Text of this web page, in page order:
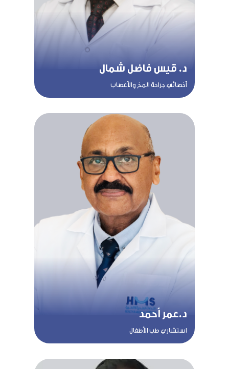
د. قيس فاضل شمال
أخصائي جراحة المخ والأعصاب
د.عمر أحمد
استشاري طب الأطفال